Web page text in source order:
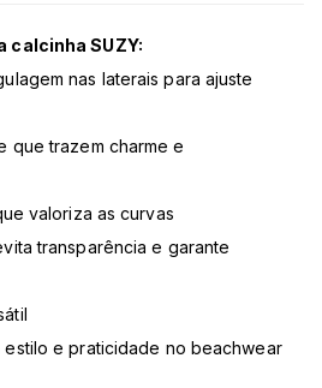
calcinha SUZY:
nas laterais para ajuste
que trazem charme e
valoriza as curvas
transparência e garante
estilo e praticidade no beachwear